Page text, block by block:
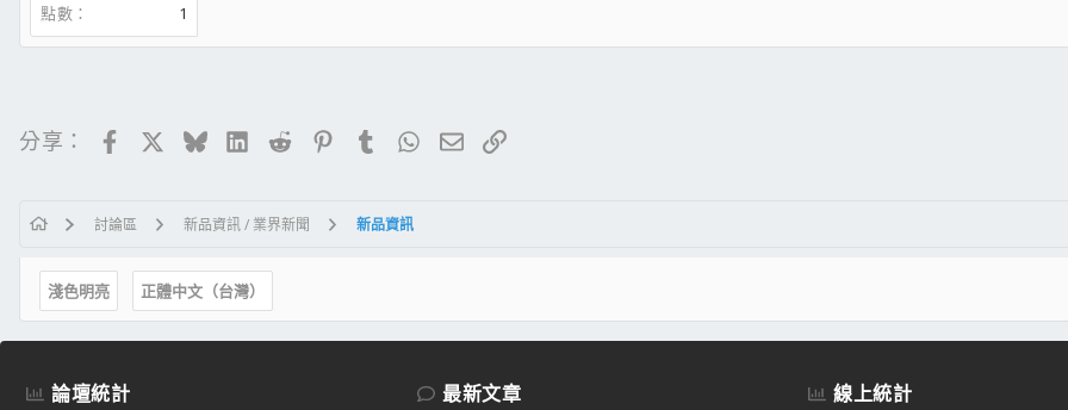
點數
1
分享： FacebookBlueskyLinkedIn
RedditPinterestTumblrWhatsApp
電子郵件
連結
討論區 新品資訊 / 業界新聞 新品資訊
淺色明亮 正體中文（台灣）
論壇統計 最新文章 線上統計